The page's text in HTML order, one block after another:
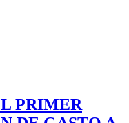
PRIMER